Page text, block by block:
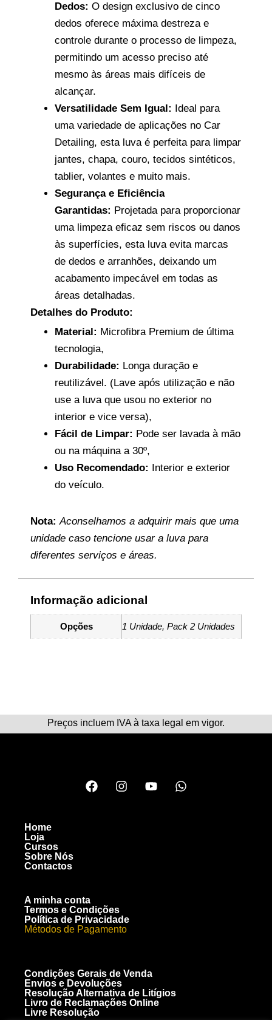
Dedos: O design exclusivo de cinco
dedos oferece máxima destreza e
controle durante o processo de limpeza,
permitindo um acesso preciso até
mesmo às áreas mais difíceis de
alcançar.
Versatilidade Sem Igual:
Ideal para
uma variedade de aplicações no Car
Detailing, esta luva é perfeita para limpar
jantes, chapa, couro, tecidos sintéticos,
tablier, volantes e muito mais.
Segurança e Eficiência
Garantidas: Projetada para proporcionar
uma limpeza eficaz sem riscos ou danos
às superfícies, esta luva evita marcas
de dedos e arranhões, deixando um
acabamento impecável em todas as
áreas detalhadas.
Detalhes do Produto:
Material: Microfibra Premium de última
tecnologia,
Durabilidade: Longa duração e
reutilizável. (Lave após utilização e não
use a luva que usou no exterior no
interior e vice versa),
Fácil de Limpar: Pode ser lavada à mão
ou na máquina a 30º,
Uso Recomendado:
Interior e exterior
do veículo.
Nota: Aconselhamos a adquirir mais que uma
unidade caso tencione usar a luva para
diferentes serviços e áreas.
Informação adicional
Opções 1 Unidade, Pack 2 Unidades
Preços incluem IVA à taxa legal em vigor.
Home
Loja
Cursos
Sobre Nós
Contactos
A minha conta
Termos e Condições
Política de Privacidade
Métodos de Pagamento
Condições Gerais de Venda
Envios e Devoluções
Resolução Alternativa de Litígios
Livro de Reclamações Online
Livre Resolução